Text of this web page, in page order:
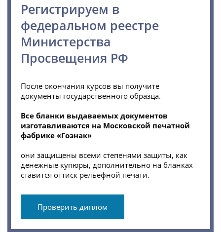
Регистрируем в
федеральном реестре
Министерства
Просвещения РФ
После окончания курсов вы получите
документы государственного образца.
Все бланки выдаваемых документов
изготавливаются на Московской печатной
фабрике «Гознак»
они защищены всеми степенями защиты, как
денежные купюры, дополнительно на бланках
ставится оттиск рельефной печати.
Проверить диплом